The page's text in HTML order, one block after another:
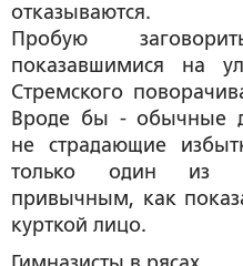
отказываются.
Пробую
показавшимися на
Стремского
Вроде бы - обычные
не страдающие
только один из
привычным, как
курткой лицо.